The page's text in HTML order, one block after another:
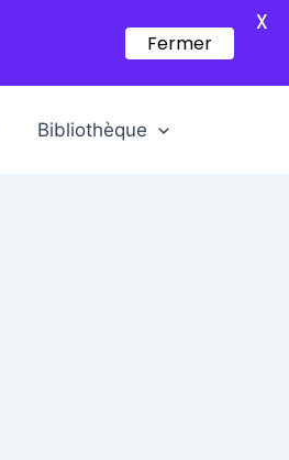
Bibliothèque
Fermer
X